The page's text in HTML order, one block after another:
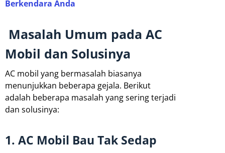
Berkendara Anda
Masalah Umum pada AC
Mobil dan Solusinya
AC mobil yang bermasalah biasanya
menunjukkan beberapa gejala. Berikut
adalah beberapa masalah yang sering terjadi
dan solusinya:
1. AC Mobil Bau Tak Sedap